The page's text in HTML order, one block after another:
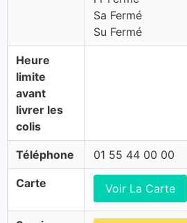
Sa Fermé
Su Fermé
Heure
limite
avant
livrer les
colis
Téléphone 01 55 44 00 00
Carte Voir La Carte